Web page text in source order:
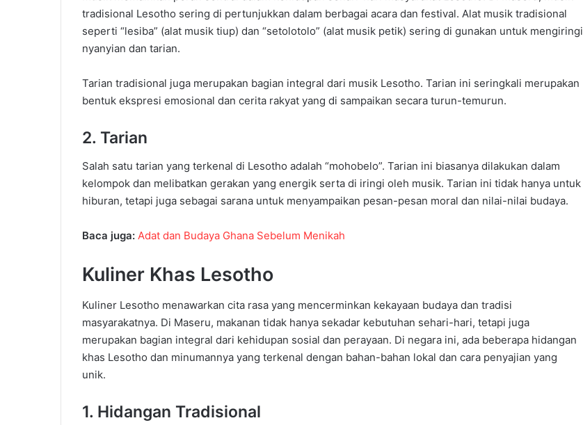
tradisional Lesotho sering di pertunjukkan dalam berbagai acara dan festival. Alat musik tradisional
seperti “lesiba” (alat musik tiup) dan “setolotolo” (alat musik petik) sering di gunakan untuk mengiringi
nyanyian dan tarian.
Tarian tradisional juga merupakan bagian integral dari musik Lesotho. Tarian ini seringkali merupakan
bentuk ekspresi emosional dan cerita rakyat yang di sampaikan secara turun-temurun.
2. Tarian
Salah satu tarian yang terkenal di Lesotho adalah “mohobelo”. Tarian ini biasanya dilakukan dalam
kelompok dan melibatkan gerakan yang energik serta di iringi oleh musik. Tarian ini tidak hanya untuk
hiburan, tetapi juga sebagai sarana untuk menyampaikan pesan-pesan moral dan nilai-nilai budaya.
Baca juga: Adat dan Budaya Ghana Sebelum Menikah
Kuliner Khas Lesotho
Kuliner Lesotho menawarkan cita rasa yang mencerminkan kekayaan budaya dan tradisi
masyarakatnya. Di Maseru, makanan tidak hanya sekadar kebutuhan sehari-hari, tetapi juga
merupakan bagian integral dari kehidupan sosial dan perayaan. Di negara ini, ada beberapa hidangan
khas Lesotho dan minumannya yang terkenal dengan bahan-bahan lokal dan cara penyajian yang
unik.
1. Hidangan Tradisional